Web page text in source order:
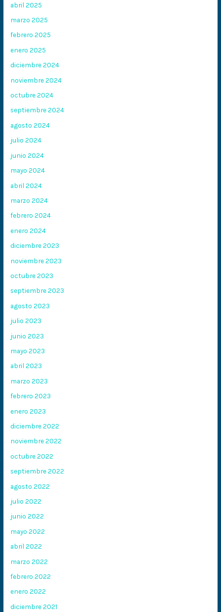
abril 2025
marzo 2025
febrero 2025
enero 2025
diciembre 2024
noviembre 2024
octubre 2024
septiembre 2024
agosto 2024
julio 2024
junio 2024
mayo 2024
abril 2024
marzo 2024
febrero 2024
enero 2024
diciembre 2023
noviembre 2023
octubre 2023
septiembre 2023
agosto 2023
julio 2023
junio 2023
mayo 2023
abril 2023
marzo 2023
febrero 2023
enero 2023
diciembre 2022
noviembre 2022
octubre 2022
septiembre 2022
agosto 2022
julio 2022
junio 2022
mayo 2022
abril 2022
marzo 2022
febrero 2022
enero 2022
diciembre 2021